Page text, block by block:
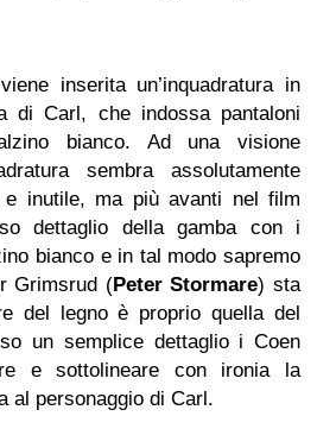
inserita un’inquadratura in
di Carl, che indossa pantaloni
bianco. Ad una visione
sembra assolutamente
inutile, ma più avanti nel film
dettaglio della gamba con i
bianco e in tal modo sapremo
Grimsrud (Peter Stormare) sta
del legno è proprio quella del
un semplice dettaglio i Coen
e sottolineare con ironia la
al personaggio di Carl.